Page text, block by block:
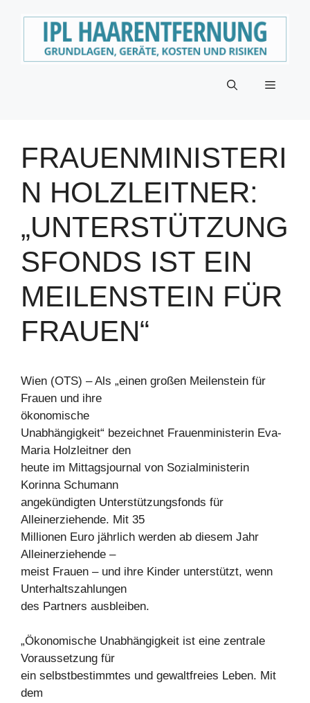
Menü
FRAUENMINISTERI
N HOLZLEITNER:
„UNTERSTÜTZUNG
SFONDS IST EIN
MEILENSTEIN FÜR
FRAUEN“
Wien (OTS) – Als „einen großen Meilenstein für
Frauen und ihre
ökonomische
Unabhängigkeit“ bezeichnet Frauenministerin Eva-
Maria Holzleitner den
heute im Mittagsjournal von Sozialministerin
Korinna Schumann
angekündigten Unterstützungsfonds für
Alleinerziehende. Mit 35
Millionen Euro jährlich werden ab diesem Jahr
Alleinerziehende –
meist Frauen – und ihre Kinder unterstützt, wenn
Unterhaltszahlungen
des Partners ausbleiben.
„Ökonomische Unabhängigkeit ist eine zentrale
Voraussetzung für
ein selbstbestimmtes und gewaltfreies Leben. Mit
dem